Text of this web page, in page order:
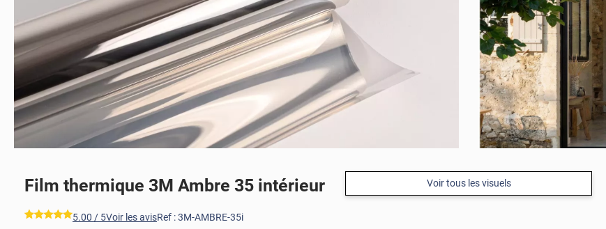
Voir tous les visuels
Film thermique 3M Ambre 35 intérieur
*****
5.00 / 5Voir les avisRef :3M-AMBRE-35i